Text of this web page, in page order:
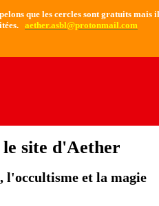
que les cercles sont gratuits
aether.asbl@protonmail.com
site d'Aether
l'occultisme et la magie